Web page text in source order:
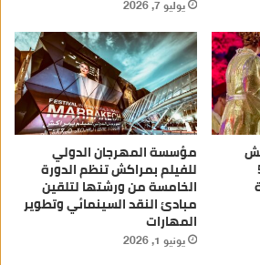
يوليو 7, 2026
55
مؤسسة المهرجان الدولي
للفيلم بمراكش تنظم الدورة
الخامسة من ورشتها لتلقين
مبادئ النقد السينمائي وتطوير
المهارات
يونيو 1, 2026